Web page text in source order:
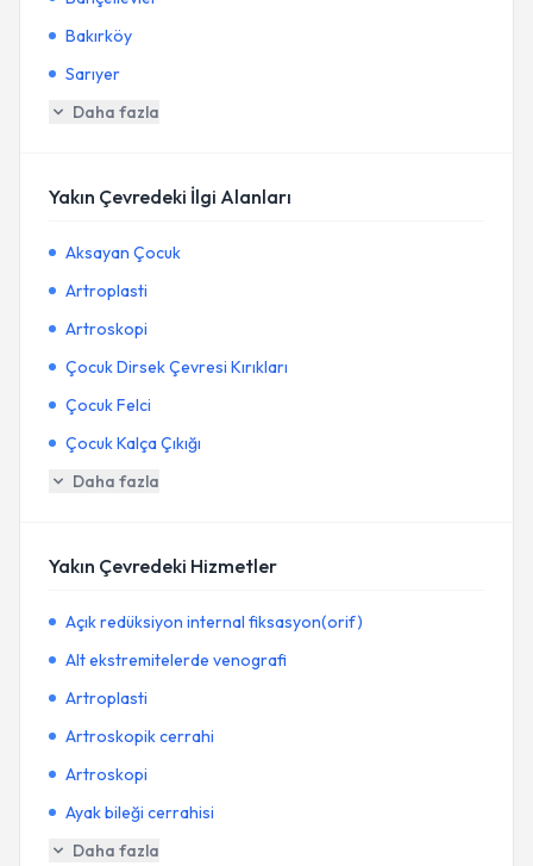
Bakırköy
Sarıyer
Daha fazla
Yakın Çevredeki İlgi Alanları
Aksayan Çocuk
Artroplasti
Artroskopi
Çocuk Dirsek Çevresi Kırıkları
Çocuk Felci
Çocuk Kalça Çıkığı
Daha fazla
Yakın Çevredeki Hizmetler
Açık redüksiyon internal fiksasyon(orif)
Alt ekstremitelerde venografi
Artroplasti
Artroskopik cerrahi
Artroskopi
Ayak bileği cerrahisi
Daha fazla